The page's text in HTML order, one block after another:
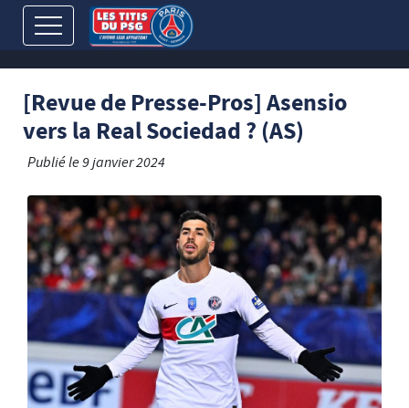
[Revue de Presse-Pros] Asensio
vers la Real Sociedad ? (AS)
Publié le9 janvier 2024